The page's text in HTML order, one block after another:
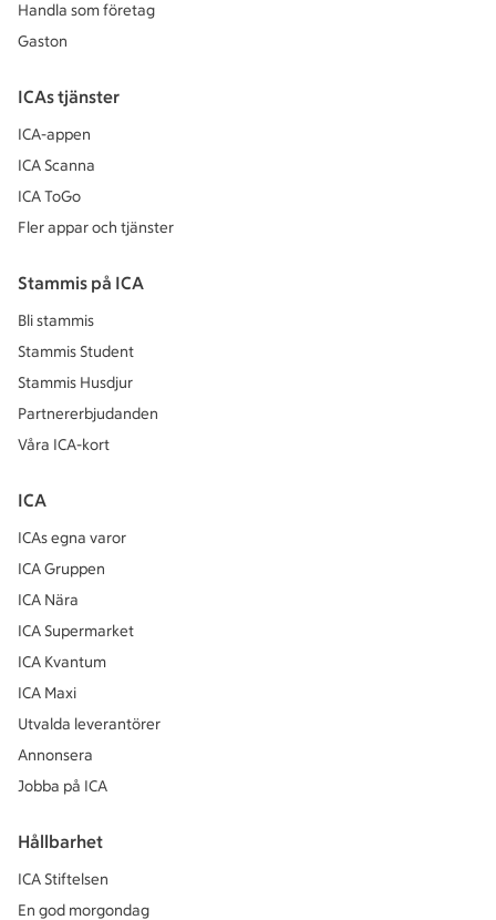
Handla som företag
Gaston
ICAs tjänster
ICA-appen
ICA Scanna
ICA ToGo
Fler appar och tjänster
Stammis på ICA
Bli stammis
Stammis Student
Stammis Husdjur
Partnererbjudanden
Våra ICA-kort
ICA
ICAs egna varor
ICA Gruppen
ICA Nära
ICA Supermarket
ICA Kvantum
ICA Maxi
Utvalda leverantörer
Annonsera
Jobba på ICA
Hållbarhet
ICA Stiftelsen
En god morgondag